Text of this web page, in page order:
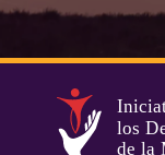
los
de la